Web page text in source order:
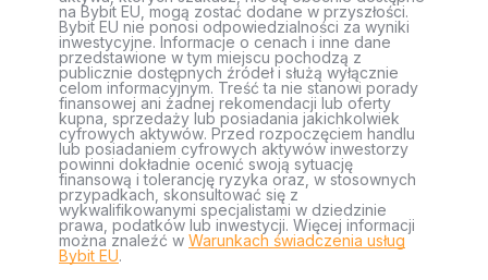
na Bybit EU, mogą zostać dodane w przyszłości.
Bybit EU nie ponosi odpowiedzialności za wyniki
inwestycyjne. Informacje o cenach i inne dane
przedstawione w tym miejscu pochodzą z
publicznie dostępnych źródeł i służą wyłącznie
celom informacyjnym. Treść ta nie stanowi porady
finansowej ani żadnej rekomendacji lub oferty
kupna, sprzedaży lub posiadania jakichkolwiek
cyfrowych aktywów. Przed rozpoczęciem handlu
lub posiadaniem cyfrowych aktywów inwestorzy
powinni dokładnie ocenić swoją sytuację
finansową i tolerancję ryzyka oraz, w stosownych
przypadkach, skonsultować się z
wykwalifikowanymi specjalistami w dziedzinie
prawa, podatków lub inwestycji. Więcej informacji
można znaleźć w Warunkach świadczenia usług
Bybit EU.